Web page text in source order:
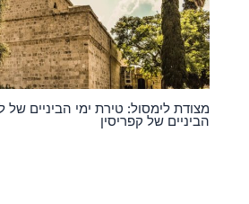
מצודת לימסול: טירת ימי הביניים של
הביניים של קפריסין